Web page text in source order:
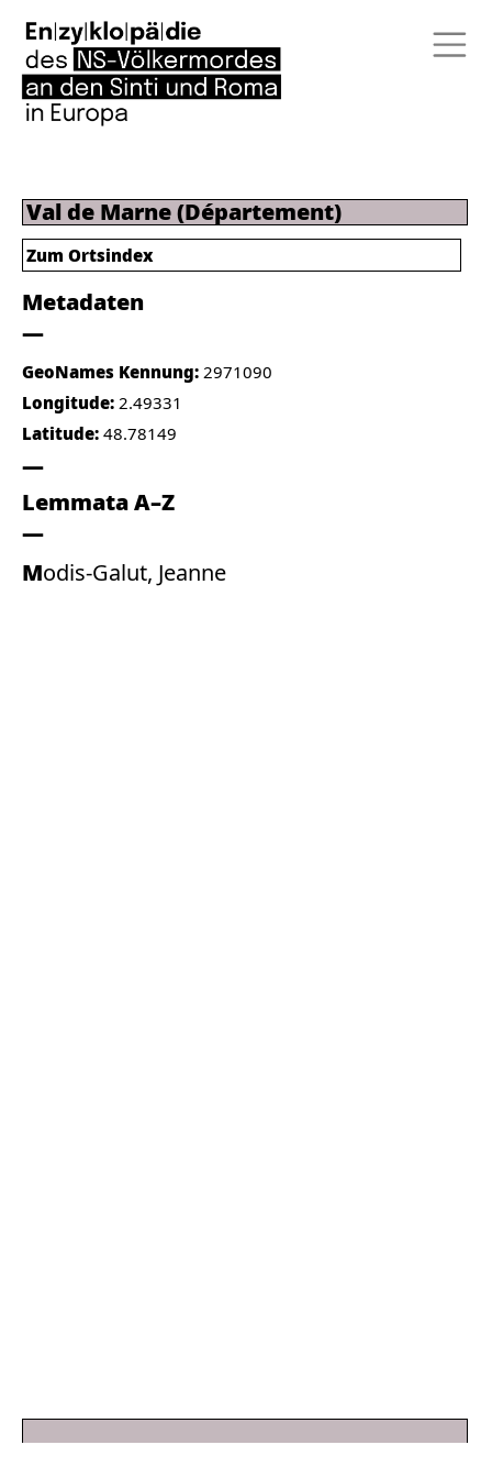
Val de Marne (Département)
Metadaten
GeoNames Kennung: 2971090
Longitude: 2.49331
Latitude: 48.78149
Lemmata A–Z
Modis-Galut, Jeanne
Zum Ortsindex